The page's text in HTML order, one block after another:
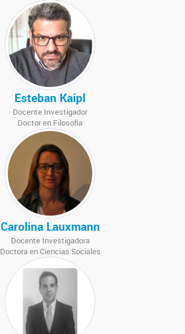
Esteban Kaipl
Docente Investigador
Doctor en Filosofía
Carolina Lauxmann
Docente Investigadora
Doctora en Ciencias Sociales